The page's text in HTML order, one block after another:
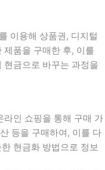
이용해 상품권, 디지털
제품을 구매한 후, 이를
현금으로 바꾸는 과정을
라인 쇼핑을 통해 구매 가
등을 구매하여, 이를 다
현금화 방법으로 정보